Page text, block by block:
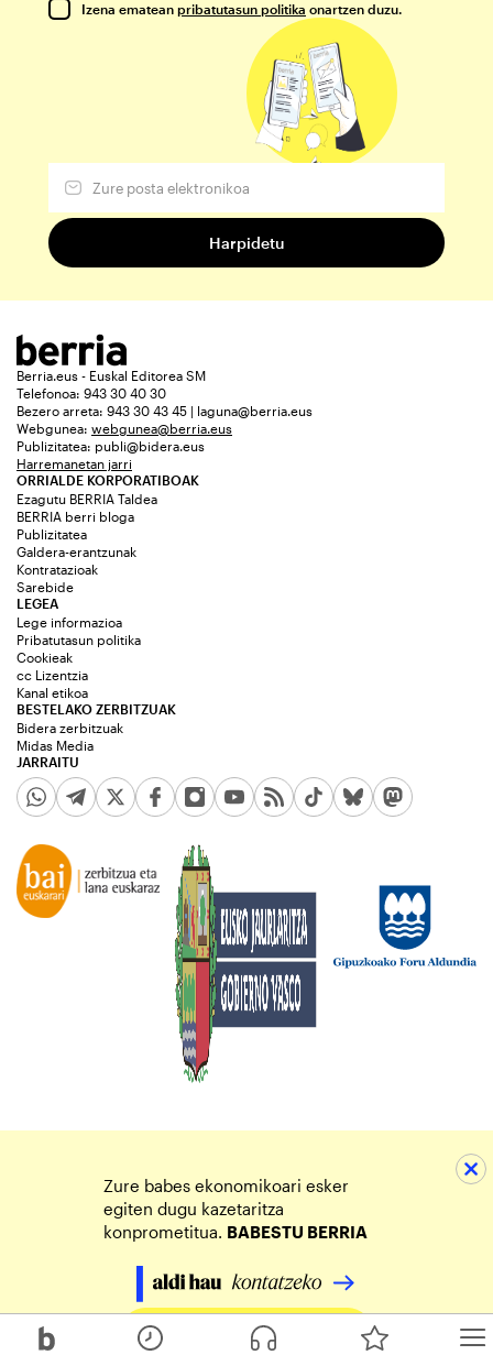
Izena ematean pribatutasun politika onartzen duzu.
Berria.eus - Euskal Editorea SM
Telefonoa: 943 30 40 30
Bezero arreta: 943 30 43 45 | laguna@berria.eus
Webgunea: webgunea@berria.eus
Publizitatea: publi@bidera.eus
Harremanetan jarri
ORRIALDE KORPORATIBOAK
Ezagutu BERRIA Taldea
BERRIA berri bloga
Publizitatea
Galdera-erantzunak
Kontratazioak
Sarebide
JARRAITU
LEGEA
Lege informazioa
Pribatutasun politika
Cookieak
cc Lizentzia
Kanal etikoa
BESTELAKO ZERBITZUAK
Bidera zerbitzuak
Midas Media
Zure babes ekonomikoari esker
egiten dugu kazetaritza
konprometitua. BABESTU BERRIA
Egin zure ekarpena